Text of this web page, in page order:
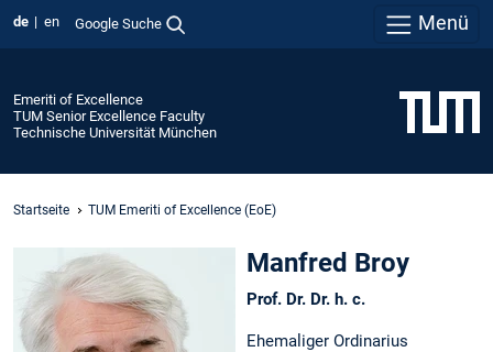
de en Google Suche Menü
Emeriti of Excellence
TUM Senior Excellence Faculty
Technische Universität München
Startseite TUM Emeriti of Excellence (EoE)
Manfred Broy
Prof. Dr. Dr. h. c.
Ehemaliger Ordinarius